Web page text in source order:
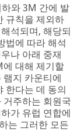
와 3M 간에 발
규칙을 제외하
석되며, 해당되
법에 따라 해석
나 아래 중재
대해 제기할
지 카운티에
한다는 데 동의
주하는 회원국
가 유럽 연합에
는 그러한 모든